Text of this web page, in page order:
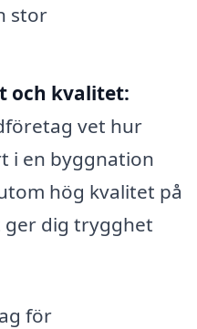
stor
och kvalitet:
vet hur
i en byggnation
hög kvalitet på
ger dig trygghet
för